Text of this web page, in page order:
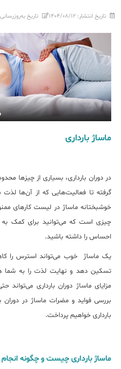
تاریخ انتشار: ۱۴۰۴/۰۸/۱۲ تاریخ
ماساژ بارداری
در دوران بارداری، بسیاری از چیزها
گرفته تا فعالیت‌هایی که از آن‌ها لذت
خوشبختانه ماساژ در لیست کار‌های
چیزی است که می‌توانید برای کمک به
احساس را داشته باشید.
یک ماساژ خوب می‌تواند استرس را
تسکین دهد و نهایت لذت را به شما
بررسی فواید و مضرات ماساژ در دوران
بارداری خواهیم پرداخت.
ماساژ بارداری چیست و چگونه